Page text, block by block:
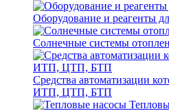
Оборудование и реагенты
Солнечные системы
Средства автоматизации
ИТП, ЦТП, БТП